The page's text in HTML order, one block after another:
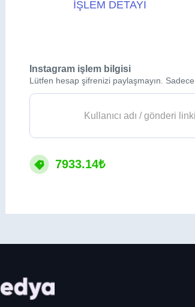
İŞLEM DETAYI
Instagram işlem bilgisi
Lütfen hesap şifrenizi paylaşmayın.
7933.14₺